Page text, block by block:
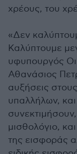
χρέους, του
«Δεν
Καλύπτουμε
υφυπουργός
Αθανάσιος
αυξήσεις
υπαλλήλων,
μισθολόγιο,
της εισφοράς